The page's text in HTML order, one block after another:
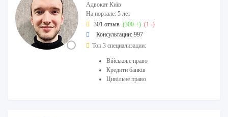
Адвокат Київ
На портале: 5 лет
301 отзыв (300 +) (1 -)
Консультации: 997
Топ 3 специализации:
Військове право
Кредити банків
Цивільне право